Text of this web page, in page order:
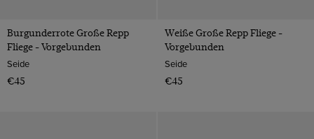
Burgunderrote Große Repp
Fliege - Vorgebunden
Seide
€45
Weiße Große Repp Fliege -
Vorgebunden
Seide
€45